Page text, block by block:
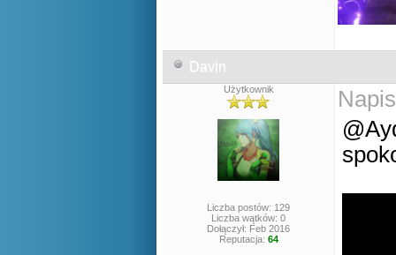
Davin
Użytkownik
Liczba postów: 129
Liczba wątków: 0
Dołączył: Feb 2016
Reputacja: 64